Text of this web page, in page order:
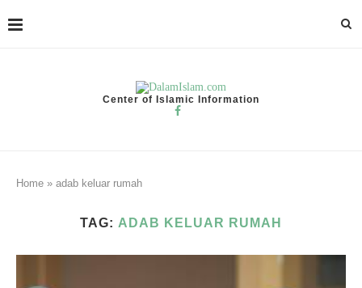
Center of Islamic Information
Home » adab keluar rumah
TAG: ADAB KELUAR RUMAH